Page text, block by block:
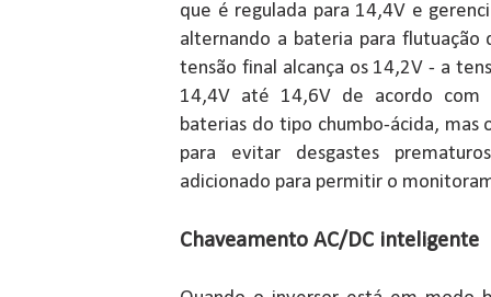
que é regulada para 14,4V e
alternando a bateria para
tensão final alcança os 14,2V - a
14,4V até 14,6V de acordo com
baterias do tipo chumbo-ácida,
para evitar desgastes
adicionado para permitir o
Chaveamento AC/DC inteligente